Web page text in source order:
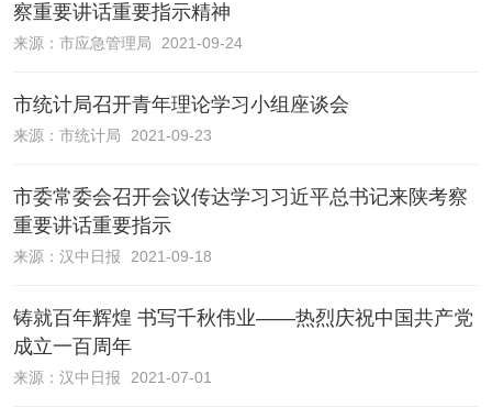
察重要讲话重要指示精神
来源： 市应急管理局 2021-09-24
市统计局召开青年理论学习小组座谈会
来源： 市统计局 2021-09-23
市委常委会召开会议传达学习习近平总书记来陕考察
重要讲话重要指示
来源： 汉中日报 2021-09-18
铸就百年辉煌 书写千秋伟业——热烈庆祝中国共产党
成立一百周年
来源： 汉中日报 2021-07-01